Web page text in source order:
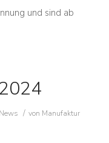
und sind ab
News / von Manufaktur